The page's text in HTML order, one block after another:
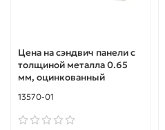
Цена на сэндвич панели с
толщиной металла 0.65
мм, оцинкованный
13570-01